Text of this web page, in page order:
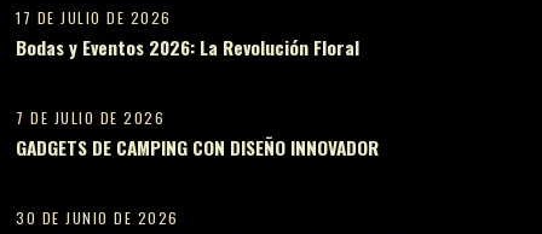
17 DE JULIO DE 2026
Bodas y Eventos 2026: La Revolución Floral
7 DE JULIO DE 2026
GADGETS DE CAMPING CON DISEÑO INNOVADOR
30 DE JUNIO DE 2026